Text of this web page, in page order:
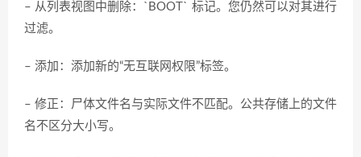
– 从列表视图中删除：`BOOT` 标记。您仍然可以对其进行
过滤。
– 添加：添加新的“无互联网权限”标签。
– 修正：尸体文件名与实际文件不匹配。公共存储上的文件
名不区分大小写。